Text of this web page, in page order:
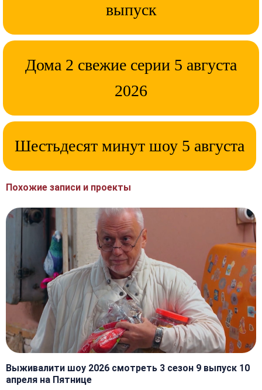
выпуск
Дома 2 свежие серии 5 августа
2026
Шестьдесят минут шоу 5 августа
Похожие записи и проекты
Выживалити шоу 2026 смотреть 3 сезон 9 выпуск 10
апреля на Пятнице